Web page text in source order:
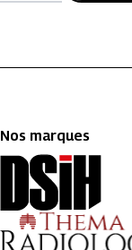
Nos marques